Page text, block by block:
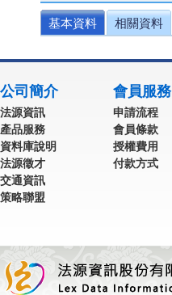
基本資料 相關資料
公司簡介
法源資訊
產品服務
資料庫說明
法源徵才
交通資訊
策略聯盟
會員服務
申請流程
會員條款
授權費用
付款方式